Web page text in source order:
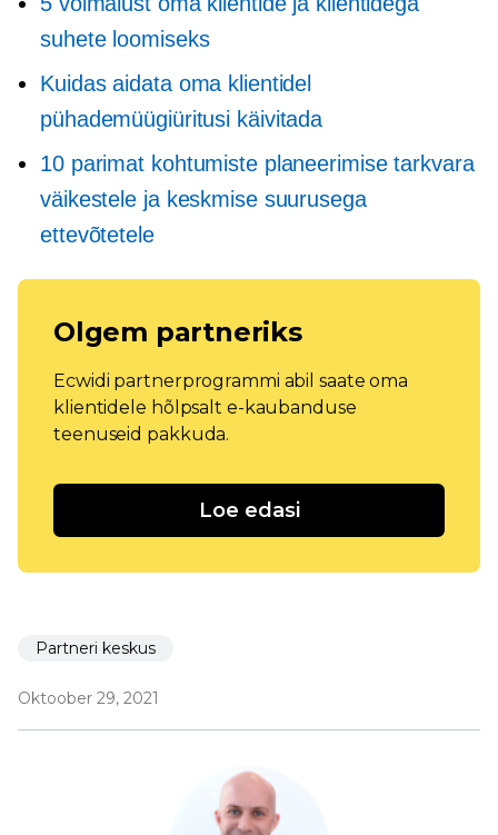
suhete loomiseks
Kuidas aidata oma klientidel
pühademüügiüritusi käivitada
10 parimat kohtumiste planeerimise tarkvara
väikestele ja keskmise suurusega
ettevõtetele
Olgem partneriks
Ecwidi partnerprogrammi abil saate oma
klientidele hõlpsalt e-kaubanduse
teenuseid pakkuda.
Loe edasi
Partneri keskus
Oktoober 29, 2021